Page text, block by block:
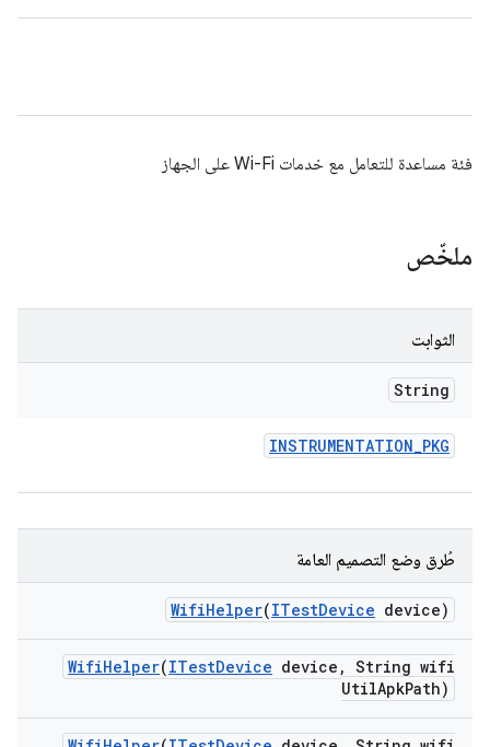
فئة مساعدة للتعامل مع خدمات Wi-Fi على الجهاز
ملخّص
الثوابت
String
INSTRUMENTATION_PKG
طُرق وضع التصميم العامة
WifiHelper(ITestDevice device)
WifiHelper(ITestDevice device , String wifi
UtilApkPath)